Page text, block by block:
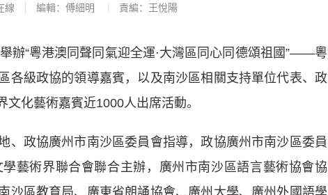
線 編輯：傅細明 責編：王悅陽
“粵港澳同聲同氣迎全運·大灣區同心同德頌祖國”——粵
各級政協的領導嘉賓，以及南沙區相關支持單位代表、政
化藝術嘉賓近1000人出席活動。
政協廣州市南沙區委員會指導，政協廣州市南沙區委員
藝術界聯合會聯合主辦，廣州市南沙區語言藝術協會協
沙區教育局、廣東省朗誦協會、廣州大學、廣州外國語學